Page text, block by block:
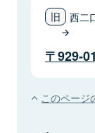
西二
929-
このページ